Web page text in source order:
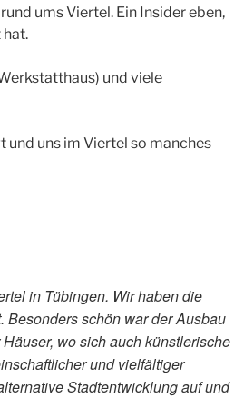
ums Viertel. Ein Insider eben,
und viele
uns im Viertel so manches
in Tübingen. Wir haben die
schön war der Ausbau
wo sich auch künstlerische
und vielfältiger
Stadtentwicklung auf und